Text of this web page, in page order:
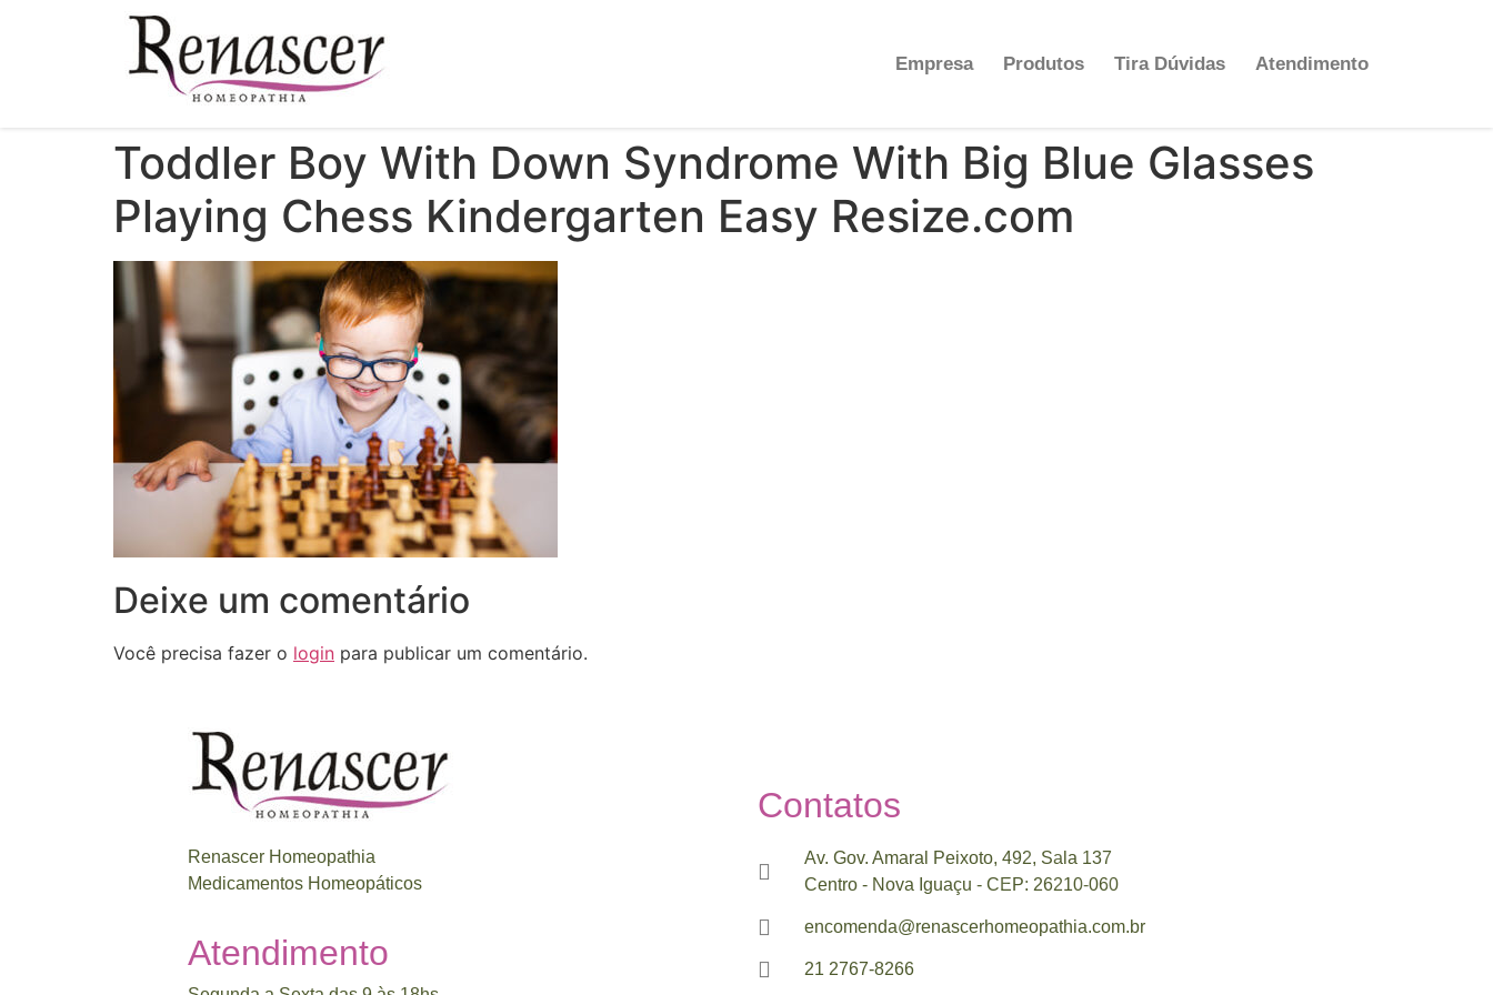
Empresa Produtos Tira Dúvidas Atendimento
Toddler Boy With Down Syndrome With Big Blue Glasses
Playing Chess Kindergarten Easy Resize.com
Deixe um comentário
Você precisa fazer o login para publicar um comentário.
Renascer Homeopathia
Medicamentos Homeopáticos
Atendimento
Contatos
Av. Gov. Amaral Peixoto, 492, Sala 137
Centro - Nova Iguaçu - CEP: 26210-060
encomenda@renascerhomeopathia.com.br
21 2767-8266